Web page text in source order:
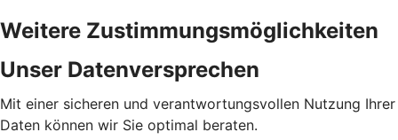
Weitere Zustimmungsmöglichkeiten
Unser Datenversprechen
Mit einer sicheren und verantwortungsvollen Nutzung Ihrer
Daten können wir Sie optimal beraten.